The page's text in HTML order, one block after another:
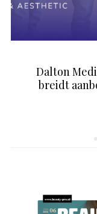
Dalton
breidt